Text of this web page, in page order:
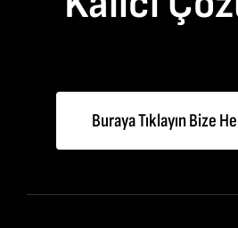
Buraya Tıklayın Bize